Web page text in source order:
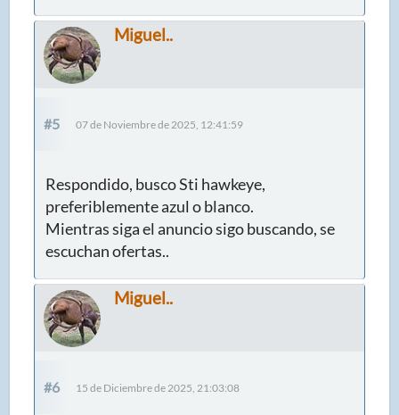
Miguel..
#5 07 de Noviembre de 2025, 12:41:59
Respondido, busco Sti hawkeye,
preferiblemente azul o blanco.
Mientras siga el anuncio sigo buscando, se
escuchan ofertas..
Miguel..
#6 15 de Diciembre de 2025, 21:03:08